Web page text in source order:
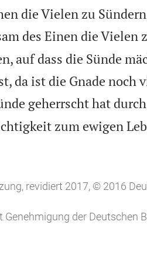
die Vielen zu
des Einen die Vielen
auf dass die Sünde
da ist die Gnade noch
geherrscht hat
zum ewigen
revidiert 2017, © 2016
der Deutschen